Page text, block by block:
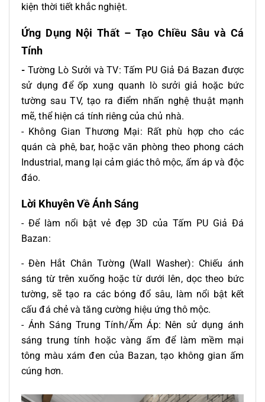
kiện thời tiết khắc nghiệt.
Ứng Dụng Nội Thất – Tạo Chiều Sâu và Cá
Tính
- Tường Lò Sưởi và TV: Tấm PU Giả Đá Bazan được
sử dụng để ốp xung quanh lò sưởi giả hoặc bức
tường sau TV, tạo ra điểm nhấn nghệ thuật mạnh
mẽ, thể hiện cá tính riêng của chủ nhà.
- Không Gian Thương Mại: Rất phù hợp cho các
quán cà phê, bar, hoặc văn phòng theo phong cách
Industrial, mang lại cảm giác thô mộc, ấm áp và độc
đáo.
Lời Khuyên Về Ánh Sáng
- Để làm nổi bật vẻ đẹp 3D của Tấm PU Giả Đá
Bazan:
- Đèn Hắt Chân Tường (Wall Washer): Chiếu ánh
sáng từ trên xuống hoặc từ dưới lên, dọc theo bức
tường, sẽ tạo ra các bóng đổ sâu, làm nổi bật kết
cấu đá chẻ và tăng cường hiệu ứng thô mộc.
- Ánh Sáng Trung Tính/Ấm Áp: Nên sử dụng ánh
sáng trung tính hoặc vàng ấm để làm mềm mại
tông màu xám đen của Bazan, tạo không gian ấm
cúng hơn.